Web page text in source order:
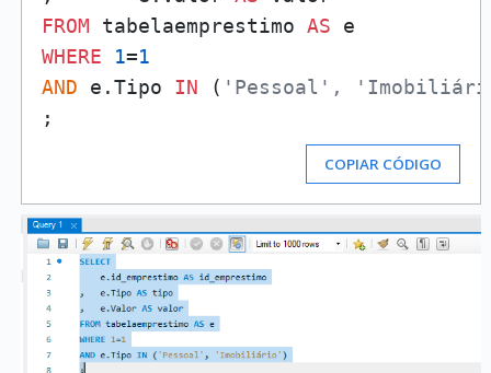
FROM tabelaemprestimo AS
WHERE
1=1
AND e.Tipo IN ( 'Pessoal',
COPIAR CÓDIGO